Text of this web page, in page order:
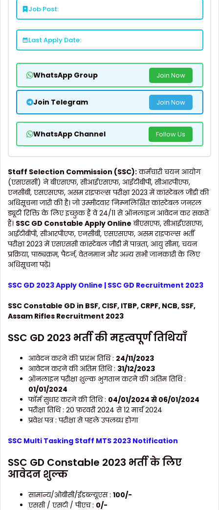
Job Post:
Last Apply Date:
WhatsApp Group Join Now
Join Telegram Join Now
WhatsApp Channel Follow Us
Staff Selection Commission (SSC):कर्मचारी चयन आयोग
(एसएससी) ने बीएसएफ, सीआईएसएफ, आईटीबीपी, सीआरपीएफ,
एनसीबी, एसएसएफ, असम राइफल्स परीक्षा 2023 में कांस्टेबल जीडी की
अधिसूचना जारी की है। जो उम्मीदवार निम्नलिखित कांस्टेबल जनरल
ड्यूटी रिक्ति के लिए इच्छुक हैं वे 24/11 से ऑनलाइन आवेदन कर सकते
हैं। SSC GD Constable Apply Online बीएसएफ, सीआईएसएफ,
आईटीबीपी, सीआरपीएफ, एनसीबी, एसएसएफ, असम राइफल्स भर्ती
परीक्षा 2023 में एसएससी कांस्टेबल जीडी में पात्रता, आयु सीमा, चयन
प्रक्रिया, पाठ्यक्रम, पैटर्न, वेतनमान और अन्य सभी जानकारी के लिए
अधिसूचना पढ़ें।
SSC GD 2023 Apply Online | SSC GD Recruitment 2023
SSC Constable GD in BSF, CISF, ITBP, CRPF, NCB, SSF,
Assam Rifles Recruitment 2023
SSC GD 2023 भर्ती की महत्वपूर्ण तिथियाँ
आवेदन करने की प्रारंभ तिथि : 24/11/2023
आवेदन करने की अंतिम तिथि : 31/12/2023
ऑनलाइन परीक्षा शुल्क भुगतान करने की अंतिम तिथि :
01/01/2024
फॉर्म सुधार करने की तिथि : 04/01/2024 से 06/01/2024
परीक्षा तिथि : 20 फ़रवरी 2024 से 12 मार्च 2024
प्रवेश पत्र : परीक्षा से पहले उपलब्ध होगा
SSC Multi Tasking Staff MTS 2023 Notification
SSC GD Constable 2023 भर्ती के लिए
आवेदन शुल्क
सामान्य/ओबीसी/ईडब्ल्यूएस : 100/-
एससी / एसटी / पीएच : 0/-